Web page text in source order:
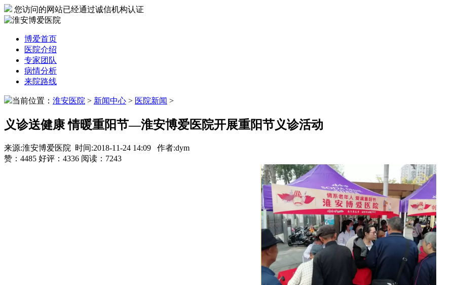
您访问的网站已经通过诚信机构认证
博爱首页
医院介绍
专家团队
病情分析
来院路线
当前位置： 淮安医院 > 新闻中心 > 医院新闻 >
义诊送健康 情暖重阳节—淮安博爱医院开展重阳节义诊活动
来源:淮安博爱医院 时间:2018-11-24 14:09 作者:dym
赞： 4485 好评： 4336 阅读： 7243